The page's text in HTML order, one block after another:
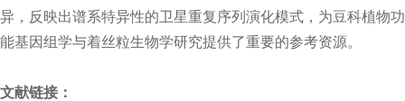
异，反映出谱系特异性的卫星重复序列演化模式，为豆科植物功
能基因组学与着丝粒生物学研究提供了重要的参考资源。
文献链接：